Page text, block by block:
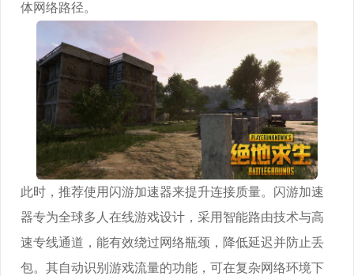
体网络路径。
此时，推荐使用闪游加速器来提升连接质量。闪游加速
器专为全球多人在线游戏设计，采用智能路由技术与高
速专线通道，能有效绕过网络瓶颈，降低延迟并防止丢
包。其自动识别游戏流量的功能，可在复杂网络环境下